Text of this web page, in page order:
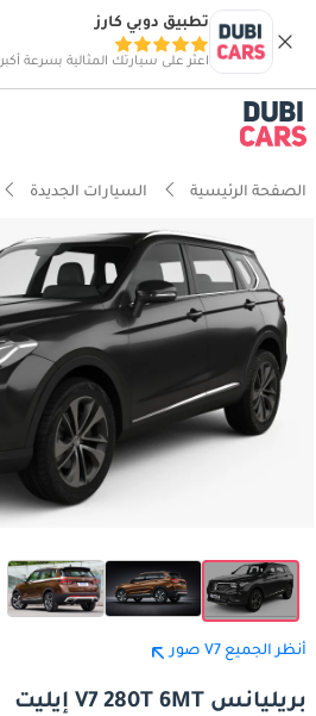
تطبيق دوبي كارز
اعثر على سيارتك المثالية بسرعة أكبر
الصفحة الرئيسية السيارات الجديدة
أنظر الجميع V7 صور
بريليانس V7 280T 6MT إيليت